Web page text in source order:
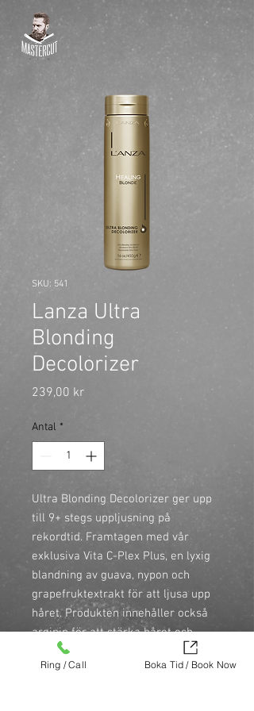
SKU: 541
Lanza Ultra
Blonding
Decolorizer
239,00 krPris
Antal *
Ultra Blonding Decolorizer ger upp
till 9+ stegs uppljusning på
rekordtid. Framtagen med vår
exklusiva Vita C-Plex Plus, en lyxig
blandning av guava, nypon och
grapefruktextrakt för att ljusa upp
håret. Produkten innehåller också
arginin för att stärka håret och
minska skador under
uppljusningsprocessen.
Ring / Call Boka Tid / Book Now